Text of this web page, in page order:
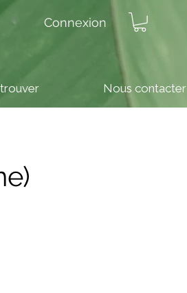
Connexion
Nous contacter